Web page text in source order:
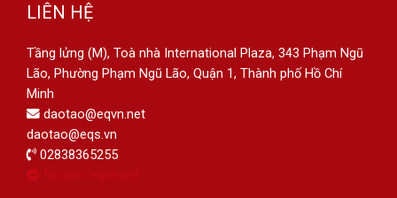
LIÊN HỆ
Tầng lửng (M), Toà nhà International Plaza, 343 Phạm Ngũ
Lão, Phường Phạm Ngũ Lão, Quận 1, Thành phố Hồ Chí
Minh
daotao@eqvn.net
daotao@eqs.vn
02838365255
fb.com/eqvn.net